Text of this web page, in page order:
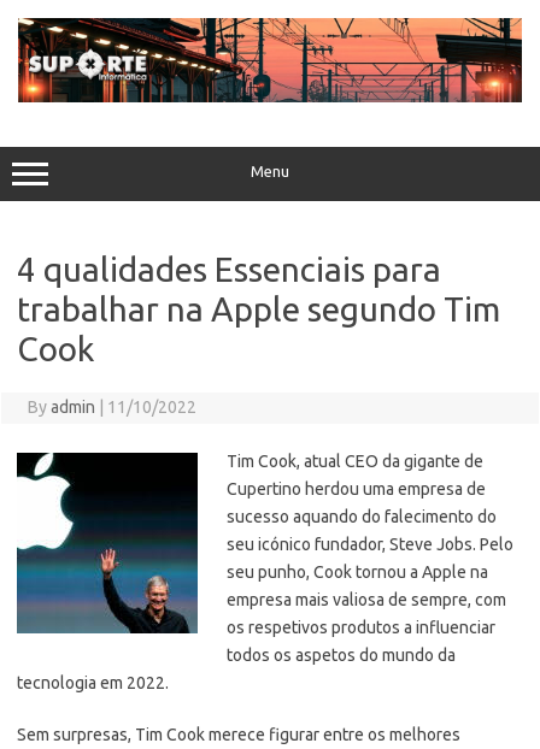
content
Menu
4 qualidades Essenciais para
trabalhar na Apple segundo Tim
Cook
Byadmin 11/10/2022
Tim Cook, atual CEO da gigante de
Cupertino herdou uma empresa de
sucesso aquando do falecimento do
seu icónico fundador, Steve Jobs. Pelo
seu punho, Cook tornou a Apple na
empresa mais valiosa de sempre, com
os respetivos produtos a influenciar
todos os aspetos do mundo da
tecnologia em 2022.
Sem surpresas, Tim Cook merece figurar entre os melhores